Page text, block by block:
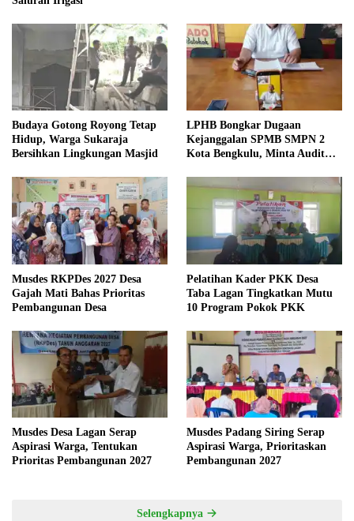
Budaya Gotong Royong Tetap
Hidup, Warga Sukaraja
Bersihkan Lingkungan Masjid
LPHB Bongkar Dugaan
Kejanggalan SPMB SMPN 2
Kota Bengkulu, Minta Audit
Musdes RKPDes 2027 Desa
Gajah Mati Bahas Prioritas
Pembangunan Desa
Pelatihan Kader PKK Desa
Taba Lagan Tingkatkan Mutu
10 Program Pokok PKK
Musdes Desa Lagan Serap
Aspirasi Warga, Tentukan
Prioritas Pembangunan 2027
Musdes Padang Siring Serap
Aspirasi Warga, Prioritaskan
Pembangunan 2027
Selengkapnya